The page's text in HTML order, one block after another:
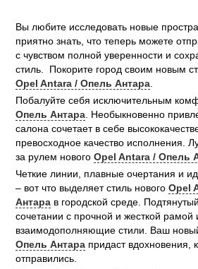
Вы любите исследовать новые
приятно знать, что теперь можете
с чувством полной уверенности и
стиль. Покорите город своим новым
Opel Antara / Опель Антара
Побалуйте себя исключительным
Опель Антара . Необыкновенно
салона сочетает в себе
превосходное качество исполнения.
за рулем новогоOpel Antara / Опель
Четкие линии, плавные очертания и
– вот что выделяет стиль новогоOpel
Антара в городской среде.
сочетании с прочной и жесткой
взаимодополняющие стили. Ваш
Опель Антара придаст вдохновения,
отправились.